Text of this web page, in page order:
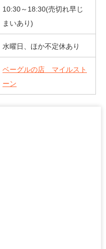
10:30～18:30(売切れ早じ
まいあり)
水曜日、ほか不定休あり
ベーグルの店 マイルスト
ーン